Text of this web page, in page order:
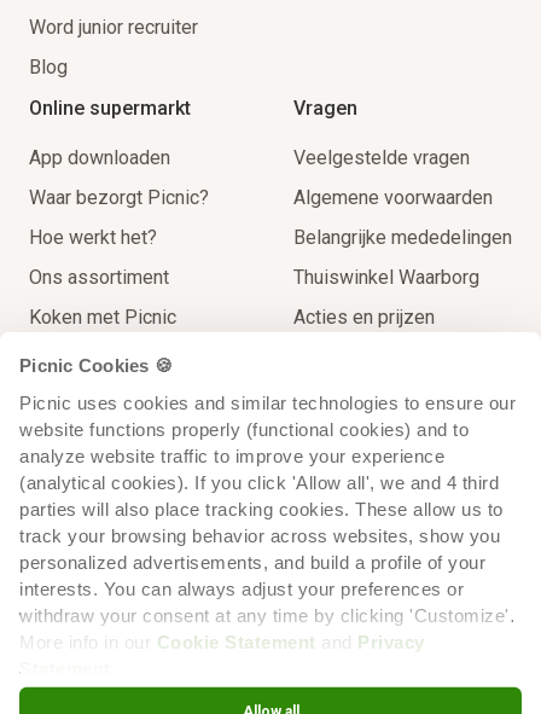
Picnic Cookies 🍪
Picnic uses cookies and similar technologies to ensure our
website functions properly (functional cookies) and to
analyze website traffic to improve your experience
(analytical cookies). If you click 'Allow all', we and 4 third
parties will also place tracking cookies. These allow us to
track your browsing behavior across websites, show you
personalized advertisements, and build a profile of your
interests. You can always adjust your preferences or
withdraw your consent at any time by clicking 'Customize'.
More info in our Cookie Statement and Privacy
Statement
Word junior recruiter
Blog
Online supermarkt
App downloaden
Waar bezorgt Picnic?
Hoe werkt het?
Ons assortiment
Koken met Picnic
Thuisbezorgingen
Extra Service
Op reis voor de lokale prijs
Recycling
Vragen
Veelgestelde vragen
Algemene voorwaarden
Belangrijke mededelingen
Thuiswinkel Waarborg
Acties en prijzen
Cookie voorkeuren